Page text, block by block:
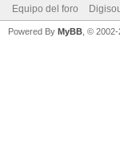
Equipo del foro
Powered By MyBB , ©